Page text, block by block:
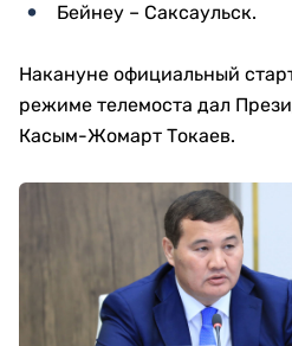
Бейнеу – Саксаульск.
Накануне официальный
режиме телемоста дал
Касым-Жомарт Токаев.